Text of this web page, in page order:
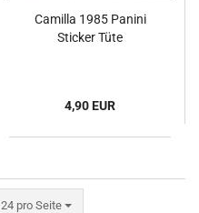
Camilla 1985 Panini
Sticker Tüte
4,90 EUR
24 pro Seite
pro Seite